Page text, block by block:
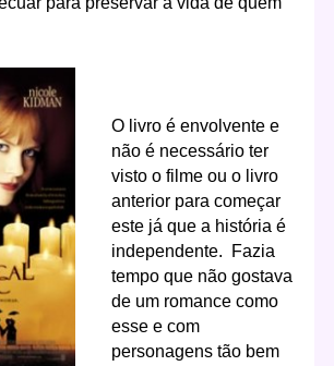
O livro é envolvente e
não é necessário ter
visto o filme ou o livro
anterior para começar
este já que a história é
independente. Fazia
tempo que não gostava
de um romance como
esse e com
personagens tão bem